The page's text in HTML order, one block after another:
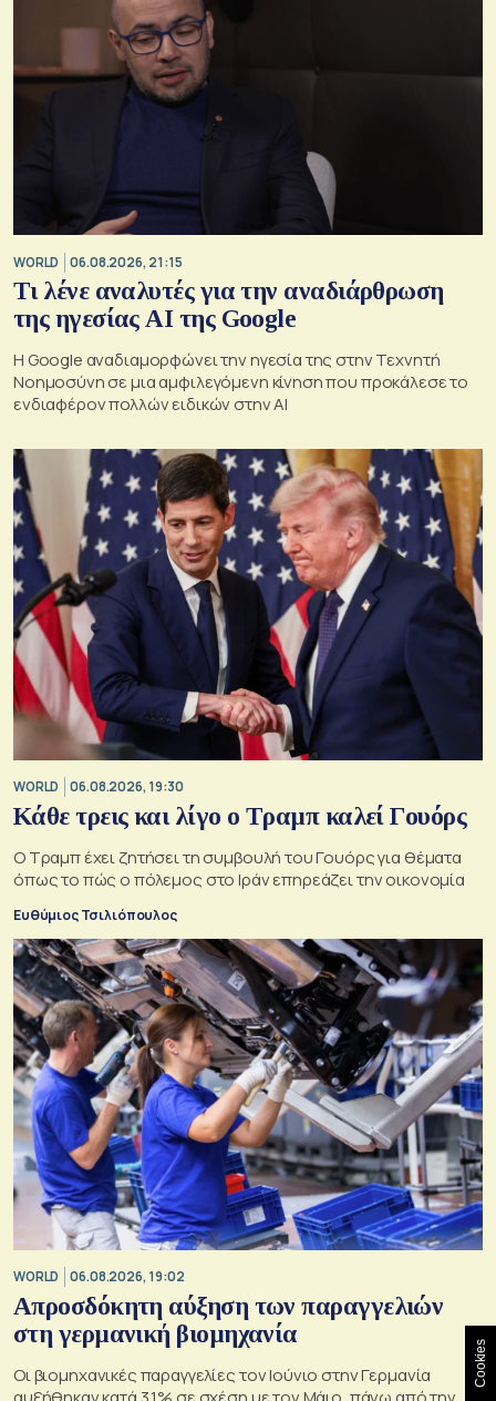
WORLD 06.08.2026, 21:15
Τι λένε αναλυτές για την αναδιάρθρωση
της ηγεσίας ΑΙ της Google
Η Google αναδιαμορφώνει την ηγεσία της στην Τεχνητή
Νοημοσύνη σε μια αμφιλεγόμενη κίνηση που προκάλεσε το
ενδιαφέρον πολλών ειδικών στην ΑΙ
WORLD 06.08.2026, 19:30
Κάθε τρεις και λίγο ο Τραμπ καλεί Γουόρς
Ο Τραμπ έχει ζητήσει τη συμβουλή του Γουόρς για θέματα
όπως το πώς ο πόλεμος στο Ιράν επηρεάζει την οικονομία
Ευθύμιος Τσιλιόπουλος
WORLD 06.08.2026, 19:02
Απροσδόκητη αύξηση των παραγγελιών
στη γερμανική βιομηχανία
Οι βιομηχανικές παραγγελίες τον Ιούνιο στην Γερμανία
Cookies